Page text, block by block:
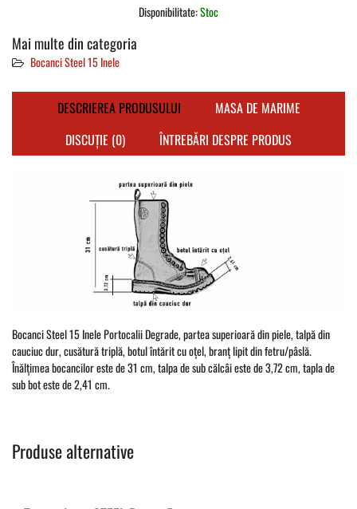
Disponibilitate:Stoc
Mai multe din categoria
Bocanci Steel 15 Inele
DESCRIEREA PRODUSULUI
MASA DE MARIME
DISCUȚIE (0)
ÎNTREBĂRI DESPRE PRODUS
Bocanci Steel 15 Inele Portocalii Degrade, partea superioară din piele, talpă din
cauciuc dur, cusătură triplă, botul întărit cu oțel, branț lipit din fetru/pâslă.
Înălțimea bocancilor este de 31 cm, talpa de sub călcâi este de 3,72 cm, tapla de
sub bot este de 2,41 cm.
Produse alternative